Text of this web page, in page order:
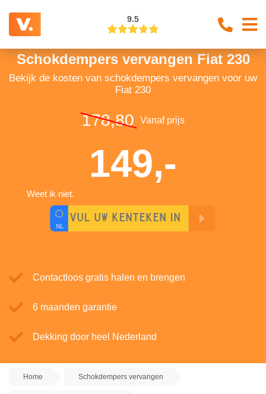
9.5
Schokdempers vervangen Fiat 230
Bekijk de kosten van schokdempers vervangen voor uw
Fiat 230
178,80 Vanaf prijs
149,-
Weet ik niet.
Contactloos gratis halen en brengen
6 maanden garantie
Dekking door heel Nederland
Home Schokdempers vervangen